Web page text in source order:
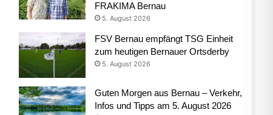
FRAKIMA Bernau
5. August 2026
FSV Bernau empfängt TSG Einheit
zum heutigen Bernauer Ortsderby
5. August 2026
Guten Morgen aus Bernau – Verkehr,
Infos und Tipps am 5. August 2026